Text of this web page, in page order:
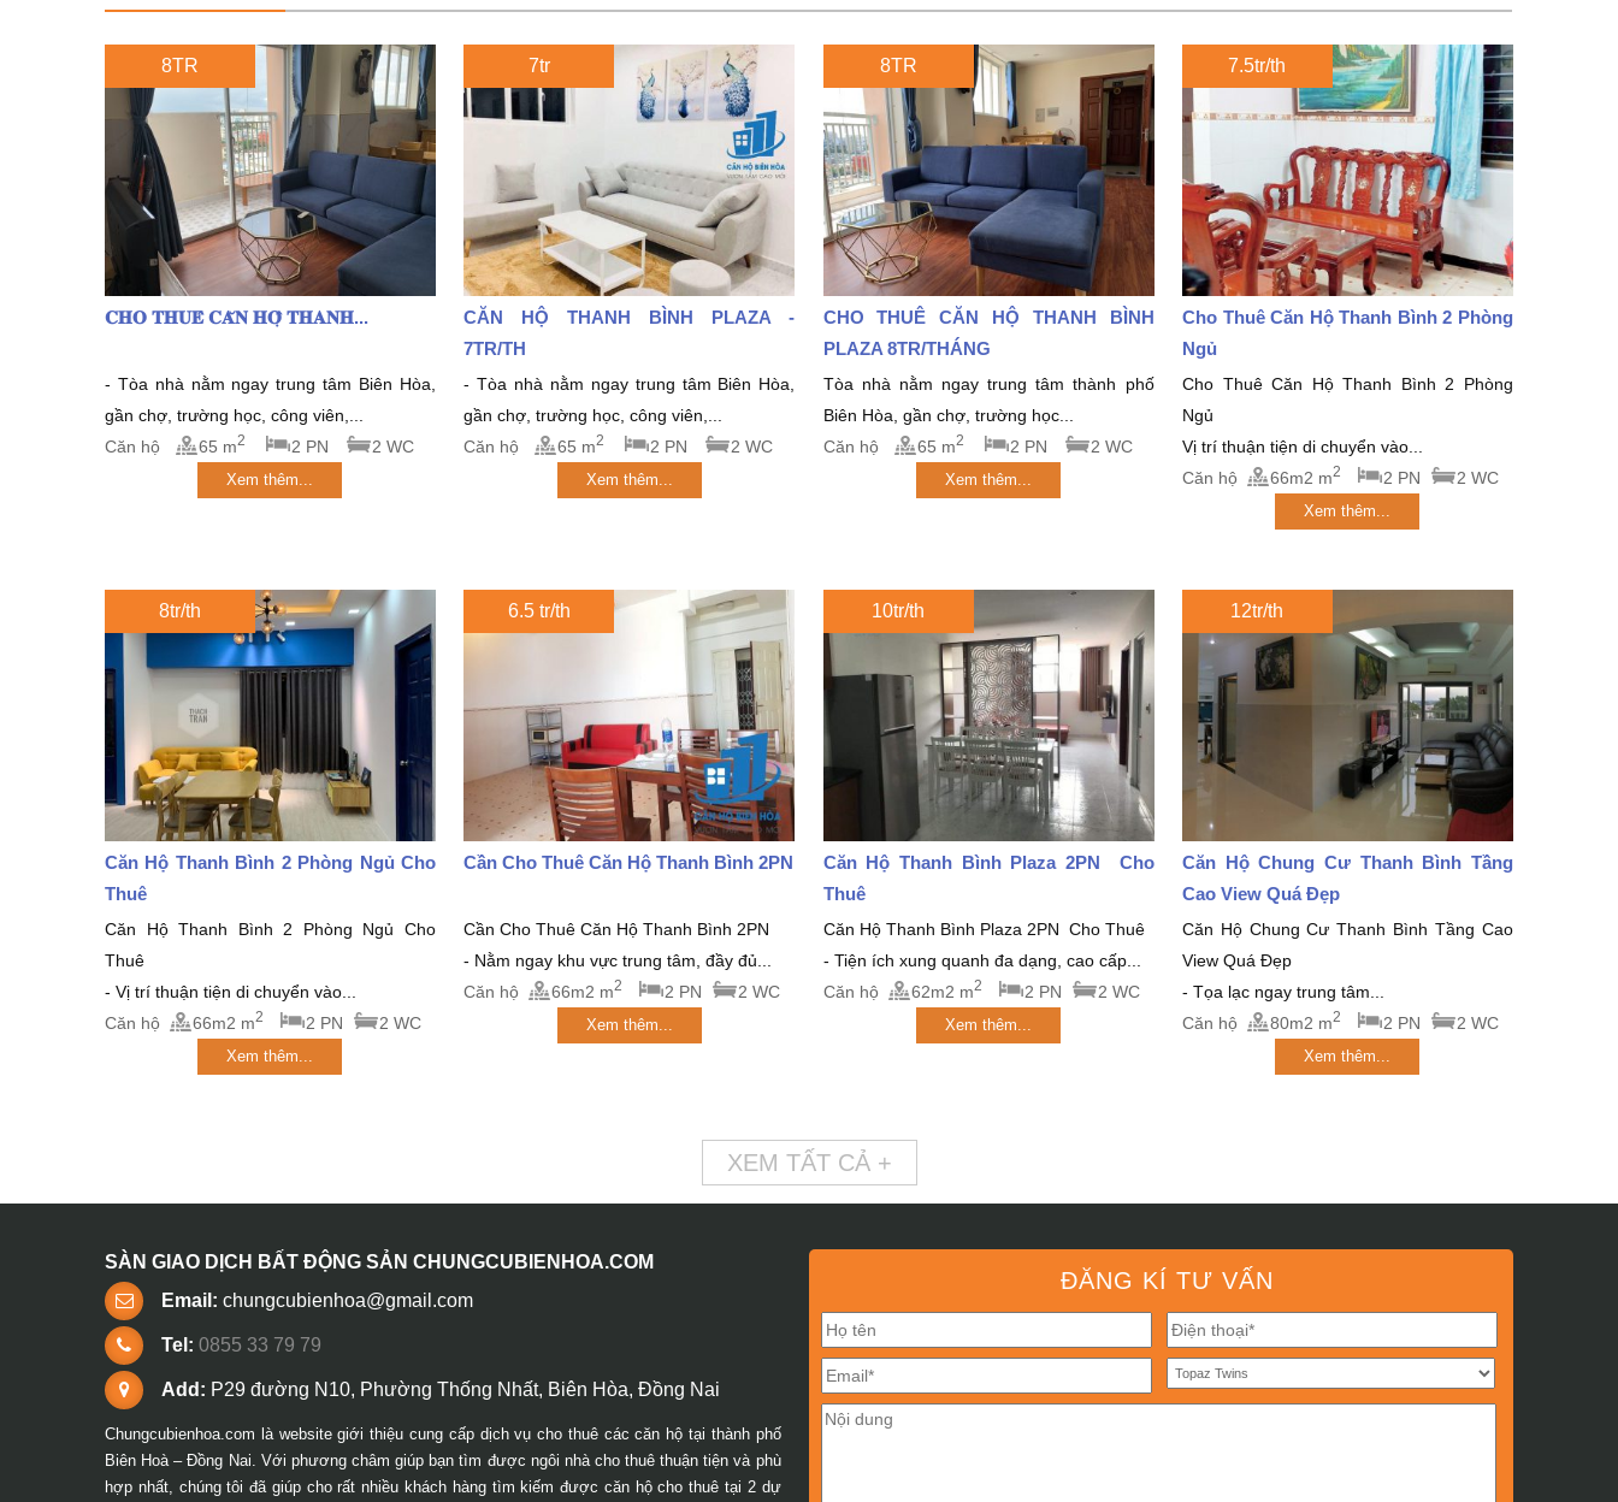
8TR
𝐂𝐇𝐎 𝐓𝐇𝐔𝐄̂ 𝐂𝐀̆𝐍 𝐇𝐎̣̂ 𝐓𝐇𝐀𝐍𝐇...
- Tòa nhà nằm ngay trung tâm Biên Hòa,
gần chợ, trường học, công viên,...
Căn hộ
65 m2 2 PN 2 WC
Xem thêm...
7tr
CĂN HỘ THANH BÌNH PLAZA -
7TR/TH
- Tòa nhà nằm ngay trung tâm Biên Hòa,
gần chợ, trường học, công viên,...
Căn hộ
65 m2 2 PN 2 WC
Xem thêm...
8TR
CHO THUÊ CĂN HỘ THANH BÌNH
PLAZA 8TR/THÁNG
Tòa nhà nằm ngay trung tâm thành phố
Biên Hòa, gần chợ, trường học...
Căn hộ
65 m2 2 PN 2 WC
Xem thêm...
7.5tr/th
Cho Thuê Căn Hộ Thanh Bình 2 Phòng
Ngủ
Cho Thuê Căn Hộ Thanh Bình 2 Phòng
Ngủ
Vị trí thuận tiện di chuyển vào...
Căn hộ
66m2 m2 2 PN 2 WC
Xem thêm...
8tr/th
Căn Hộ Thanh Bình 2 Phòng Ngủ Cho
Thuê
Căn Hộ Thanh Bình 2 Phòng Ngủ Cho
Thuê
- Vị trí thuận tiện di chuyển vào...
Căn hộ
66m2 m2 2 PN 2 WC
Xem thêm...
6.5 tr/th
Cần Cho Thuê Căn Hộ Thanh Bình 2PN
Cần Cho Thuê Căn Hộ Thanh Bình 2PN
- Nằm ngay khu vực trung tâm, đầy đủ...
Căn hộ
66m2 m2 2 PN 2 WC
Xem thêm...
10tr/th
Căn Hộ Thanh Bình Plaza 2PN Cho
Thuê
Căn Hộ Thanh Bình Plaza 2PN Cho Thuê
- Tiện ích xung quanh đa dạng, cao cấp...
Căn hộ
62m2 m2 2 PN 2 WC
Xem thêm...
12tr/th
Căn Hộ Chung Cư Thanh Bình Tầng
Cao View Quá Đẹp
Căn Hộ Chung Cư Thanh Bình Tầng Cao
View Quá Đẹp
- Tọa lạc ngay trung tâm...
Căn hộ
80m2 m2 2 PN 2 WC
Xem thêm...
XEM TẤT CẢ +
ĐĂNG KÍ TƯ VẤN
SÀN GIAO DỊCH BẤT ĐỘNG SẢN CHUNGCUBIENHOA.COM
Email: chungcubienhoa@gmail.com
Tel: 0855 33 79 79
Add: P29 đường N10, Phường Thống Nhất, Biên Hòa, Đồng Nai
Chungcubienhoa.com là website giới thiệu cung cấp dịch vụ cho thuê các căn hộ tại thành phố
Biên Hoà – Đồng Nai. Với phương châm giúp bạn tìm được ngôi nhà cho thuê thuận tiện và phù
hợp nhất, chúng tôi đã giúp cho rất nhiều khách hàng tìm kiếm được căn hộ cho thuê tại 2 dự